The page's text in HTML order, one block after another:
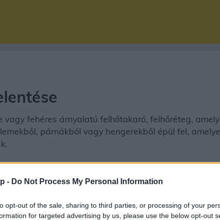
- Do Not Process My Personal Information
opt-out of the sale, sharing to third parties, or processing of your
for targeted advertising by us, please use the below opt-out
vagy fehéres árnyalatú felhőtakaró, felhőréteg,
párnákból vagy hengerekből épül fel,
Mezopauza Ciklonális nyomási mező